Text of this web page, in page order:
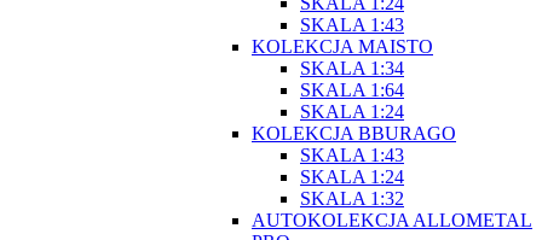
SKALA 1:43
KOLEKCJA MAISTO
SKALA 1:34
SKALA 1:64
SKALA 1:24
KOLEKCJA BBURAGO
SKALA 1:43
SKALA 1:24
SKALA 1:32
AUTOKOLEKCJA ALLOMETAL